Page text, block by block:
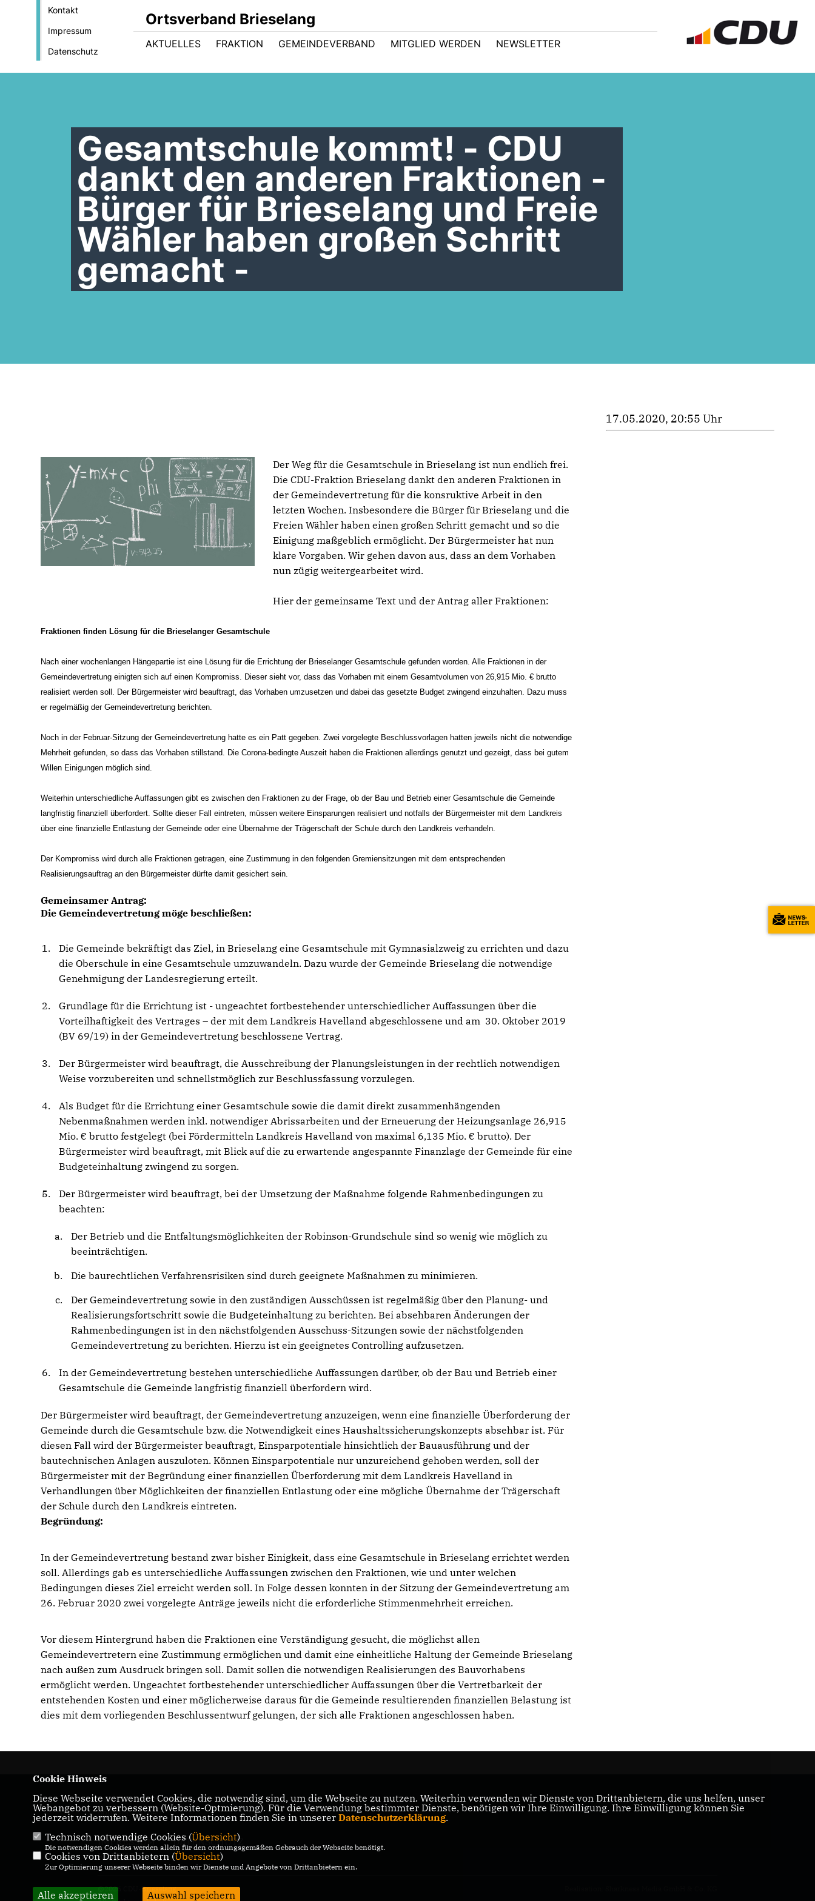
Kontakt
Impressum
Datenschutz
Ortsverband Brieselang
AKTUELLES FRAKTION GEMEINDEVERBAND MITGLIED WERDEN NEWSLETTER
Gesamtschule kommt! - CDU
dankt den anderen Fraktionen -
Bürger für Brieselang und Freie
Wähler haben großen Schritt
gemacht -
Der Weg für die Gesamtschule in Brieselang ist nun endlich frei.
Die CDU-Fraktion Brieselang dankt den anderen Fraktionen in
der Gemeindevertretung für die konsruktive Arbeit in den
letzten Wochen. Insbesondere die Bürger für Brieselang und die
Freien Wähler haben einen großen Schritt gemacht und so die
Einigung maßgeblich ermöglicht. Der Bürgermeister hat nun
klare Vorgaben. Wir gehen davon aus, dass an dem Vorhaben
nun zügig weitergearbeitet wird.
Hier der gemeinsame Text und der Antrag aller Fraktionen:
Fraktionen finden Lösung für die Brieselanger Gesamtschule
Nach einer wochenlangen Hängepartie ist eine Lösung für die Errichtung der Brieselanger Gesamtschule gefunden worden. Alle Fraktionen in der
Gemeindevertretung einigten sich auf einen Kompromiss. Dieser sieht vor, dass das Vorhaben mit einem Gesamtvolumen von 26,915 Mio. € brutto
realisiert werden soll. Der Bürgermeister wird beauftragt, das Vorhaben umzusetzen und dabei das gesetzte Budget zwingend einzuhalten. Dazu muss
er regelmäßig der Gemeindevertretung berichten.
Noch in der Februar-Sitzung der Gemeindevertretung hatte es ein Patt gegeben. Zwei vorgelegte Beschlussvorlagen hatten jeweils nicht die notwendige
Mehrheit gefunden, so dass das Vorhaben stillstand. Die Corona-bedingte Auszeit haben die Fraktionen allerdings genutzt und gezeigt, dass bei gutem
Willen Einigungen möglich sind.
Weiterhin unterschiedliche Auffassungen gibt es zwischen den Fraktionen zu der Frage, ob der Bau und Betrieb einer Gesamtschule die Gemeinde
langfristig finanziell überfordert. Sollte dieser Fall eintreten, müssen weitere Einsparungen realisiert und notfalls der Bürgermeister mit dem Landkreis
über eine finanzielle Entlastung der Gemeinde oder eine Übernahme der Trägerschaft der Schule durch den Landkreis verhandeln.
Der Kompromiss wird durch alle Fraktionen getragen, eine Zustimmung in den folgenden Gremiensitzungen mit dem entsprechenden
Realisierungsauftrag an den Bürgermeister dürfte damit gesichert sein.
Gemeinsamer Antrag:
Die Gemeindevertretung möge beschließen:
Die Gemeinde bekräftigt das Ziel, in Brieselang eine Gesamtschule mit Gymnasialzweig zu errichten und dazu
die Oberschule in eine Gesamtschule umzuwandeln. Dazu wurde der Gemeinde Brieselang die notwendige
Genehmigung der Landesregierung erteilt.
Grundlage für die Errichtung ist - ungeachtet fortbestehender unterschiedlicher Auffassungen über die
Vorteilhaftigkeit des Vertrages – der mit dem Landkreis Havelland abgeschlossene und am 30. Oktober 2019
(BV 69/19) in der Gemeindevertretung beschlossene Vertrag.
Der Bürgermeister wird beauftragt, die Ausschreibung der Planungsleistungen in der rechtlich notwendigen
Weise vorzubereiten und schnellstmöglich zur Beschlussfassung vorzulegen.
Als Budget für die Errichtung einer Gesamtschule sowie die damit direkt zusammenhängenden
Nebenmaßnahmen werden inkl. notwendiger Abrissarbeiten und der Erneuerung der Heizungsanlage 26,915
Mio. € brutto festgelegt (bei Fördermitteln Landkreis Havelland von maximal 6,135 Mio. € brutto). Der
Bürgermeister wird beauftragt, mit Blick auf die zu erwartende angespannte Finanzlage der Gemeinde für eine
Budgeteinhaltung zwingend zu sorgen.
Der Bürgermeister wird beauftragt, bei der Umsetzung der Maßnahme folgende Rahmenbedingungen zu
beachten:
Der Betrieb und die Entfaltungsmöglichkeiten der Robinson-Grundschule sind so wenig wie möglich zu
beeinträchtigen.
Die baurechtlichen Verfahrensrisiken sind durch geeignete Maßnahmen zu minimieren.
Der Gemeindevertretung sowie in den zuständigen Ausschüssen ist regelmäßig über den Planung- und
Realisierungsfortschritt sowie die Budgeteinhaltung zu berichten. Bei absehbaren Änderungen der
Rahmenbedingungen ist in den nächstfolgenden Ausschuss-Sitzungen sowie der nächstfolgenden
Gemeindevertretung zu berichten. Hierzu ist ein geeignetes Controlling aufzusetzen.
In der Gemeindevertretung bestehen unterschiedliche Auffassungen darüber, ob der Bau und Betrieb einer
Gesamtschule die Gemeinde langfristig finanziell überfordern wird.
Der Bürgermeister wird beauftragt, der Gemeindevertretung anzuzeigen, wenn eine finanzielle Überforderung der
Gemeinde durch die Gesamtschule bzw. die Notwendigkeit eines Haushaltssicherungskonzepts absehbar ist. Für
diesen Fall wird der Bürgermeister beauftragt, Einsparpotentiale hinsichtlich der Bauausführung und der
bautechnischen Anlagen auszuloten. Können Einsparpotentiale nur unzureichend gehoben werden, soll der
Bürgermeister mit der Begründung einer finanziellen Überforderung mit dem Landkreis Havelland in
Verhandlungen über Möglichkeiten der finanziellen Entlastung oder eine mögliche Übernahme der Trägerschaft
der Schule durch den Landkreis eintreten.
Begründung:
In der Gemeindevertretung bestand zwar bisher Einigkeit, dass eine Gesamtschule in Brieselang errichtet werden
soll. Allerdings gab es unterschiedliche Auffassungen zwischen den Fraktionen, wie und unter welchen
Bedingungen dieses Ziel erreicht werden soll. In Folge dessen konnten in der Sitzung der Gemeindevertretung am
26. Februar 2020 zwei vorgelegte Anträge jeweils nicht die erforderliche Stimmenmehrheit erreichen.
Vor diesem Hintergrund haben die Fraktionen eine Verständigung gesucht, die möglichst allen
Gemeindevertretern eine Zustimmung ermöglichen und damit eine einheitliche Haltung der Gemeinde Brieselang
nach außen zum Ausdruck bringen soll. Damit sollen die notwendigen Realisierungen des Bauvorhabens
ermöglicht werden. Ungeachtet fortbestehender unterschiedlicher Auffassungen über die Vertretbarkeit der
entstehenden Kosten und einer möglicherweise daraus für die Gemeinde resultierenden finanziellen Belastung ist
dies mit dem vorliegenden Beschlussentwurf gelungen, der sich alle Fraktionen angeschlossen haben.
17.05.2020, 20:55 Uhr
Die CDU-Brieselang informiert über ihre
politische Arbeit
IMPRESSUM
DATENSCHUTZ
KONTAKT
@2026 CDU-Brieselang
Cookie Hinweis
Diese Webseite verwendet Cookies, die notwendig sind, um die Webseite zu nutzen. Weiterhin verwenden wir Dienste von Drittanbietern, die uns helfen, unser
Webangebot zu verbessern (Website-Optmierung). Für die Verwendung bestimmter Dienste, benötigen wir Ihre Einwilligung. Ihre Einwilligung können Sie
jederzeit widerrufen. Weitere Informationen finden Sie in unserer Datenschutzerklärung.
Technisch notwendige Cookies (Übersicht)
Die notwendigen Cookies werden allein für den ordnungsgemäßen Gebrauch der Webseite benötigt.
Cookies von Drittanbietern (Übersicht)
Zur Optimierung unserer Webseite binden wir Dienste und Angebote von Drittanbietern ein.
Alle akzeptieren Auswahl speichern